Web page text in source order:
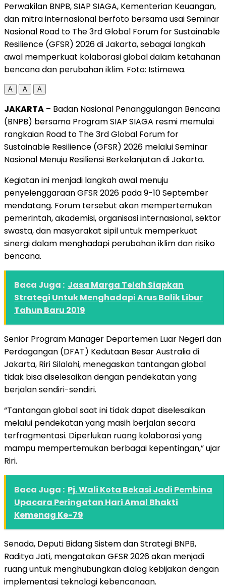
Perwakilan BNPB, SIAP SIAGA, Kementerian Keuangan,
dan mitra internasional berfoto bersama usai Seminar
Nasional Road to The 3rd Global Forum for Sustainable
Resilience (GFSR) 2026 di Jakarta, sebagai langkah
awal memperkuat kolaborasi global dalam ketahanan
bencana dan perubahan iklim. Foto: Istimewa.
A A A
JAKARTA – Badan Nasional Penanggulangan Bencana
(BNPB) bersama Program SIAP SIAGA resmi memulai
rangkaian Road to The 3rd Global Forum for
Sustainable Resilience (GFSR) 2026 melalui Seminar
Nasional Menuju Resiliensi Berkelanjutan di Jakarta.
Kegiatan ini menjadi langkah awal menuju
penyelenggaraan GFSR 2026 pada 9-10 September
mendatang. Forum tersebut akan mempertemukan
pemerintah, akademisi, organisasi internasional, sektor
swasta, dan masyarakat sipil untuk memperkuat
sinergi dalam menghadapi perubahan iklim dan risiko
bencana.
Baca Juga : Jasa Marga Telah Siapkan
Strategi Untuk Menghadapi Arus Balik Libur
Tahun Baru 2019
Senior Program Manager Departemen Luar Negeri dan
Perdagangan (DFAT) Kedutaan Besar Australia di
Jakarta, Riri Silalahi, menegaskan tantangan global
tidak bisa diselesaikan dengan pendekatan yang
berjalan sendiri-sendiri.
“Tantangan global saat ini tidak dapat diselesaikan
melalui pendekatan yang masih berjalan secara
terfragmentasi. Diperlukan ruang kolaborasi yang
mampu mempertemukan berbagai kepentingan,” ujar
Riri.
Baca Juga : Pj. Wali Kota Bekasi Jadi Pembina
Upacara Peringatan Hari Amal Bhakti
Kemenag Ke-79
Senada, Deputi Bidang Sistem dan Strategi BNPB,
Raditya Jati, mengatakan GFSR 2026 akan menjadi
ruang untuk menghubungkan dialog kebijakan dengan
implementasi teknologi kebencanaan.